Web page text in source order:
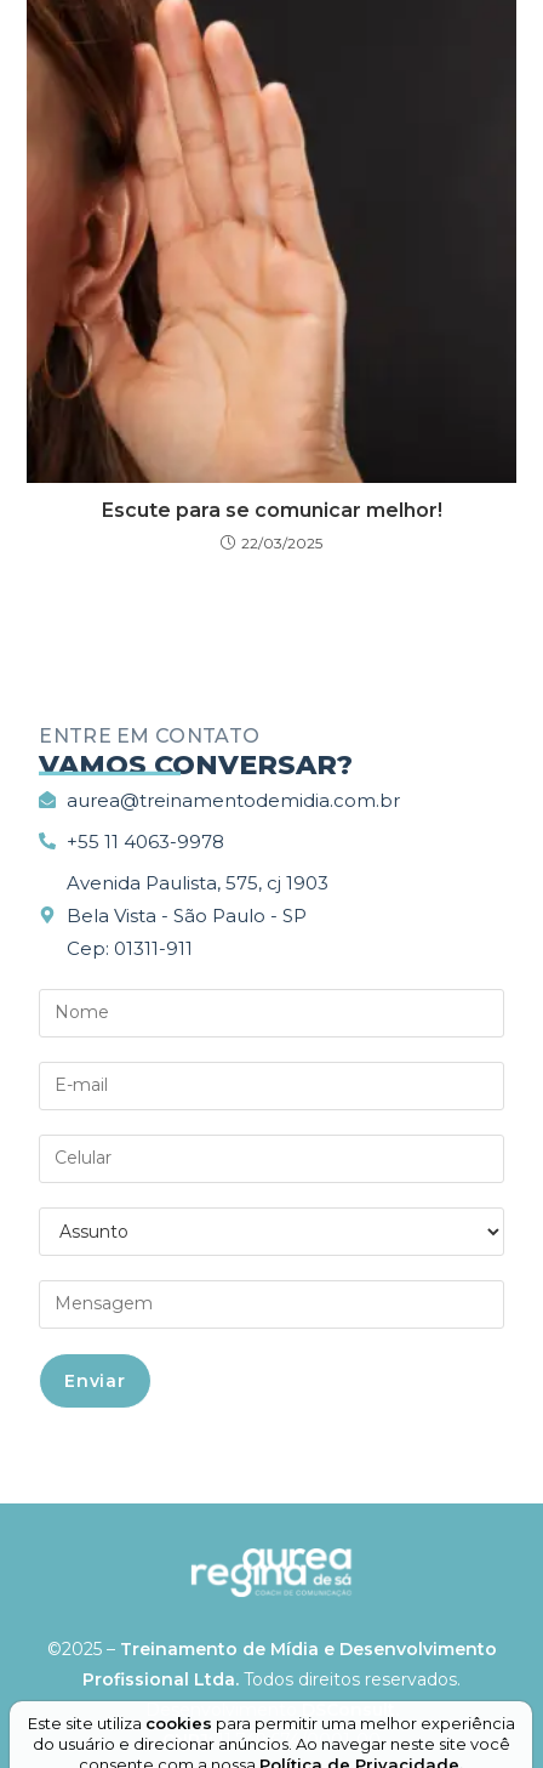
Escute para se comunicar melhor!
22/03/2025
ENTRE EM CONTATO
VAMOS CONVERSAR?
_________
aurea@treinamentodemidia.com.br
+55 11 4063-9978
Avenida Paulista, 575, cj 1903
Bela Vista - São Paulo - SP
Cep: 01311-911
©2025 –Treinamento de Mídia e Desenvolvimento
Profissional Ltda. Todos direitos reservados.
CNPJ:11.749.674/0001-00
Este site utiliza cookies para permitir uma melhor experiência
do usuário e direcionar anúncios. Ao navegar neste site você